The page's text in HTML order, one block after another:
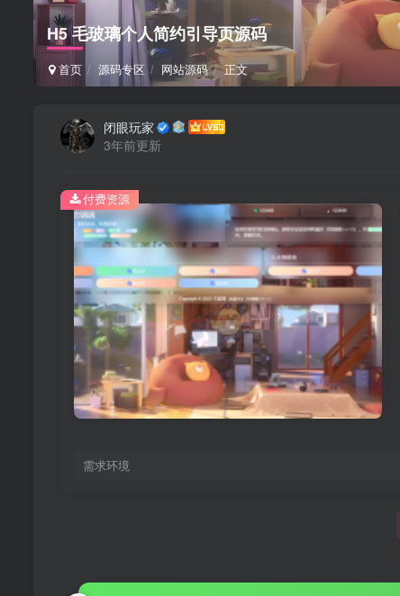
H5 毛玻璃个人简约引导页源码
首页 源码专区 网站源码 正文
闭眼玩家
3年前更新
需求环境
付费资源